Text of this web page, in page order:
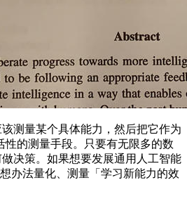
量某个具体能力，然后把它作为
性的测量手段。只要有无限多的数
决策。如果想要发展通用人工智能
办法量化、测量「学习新能力的效